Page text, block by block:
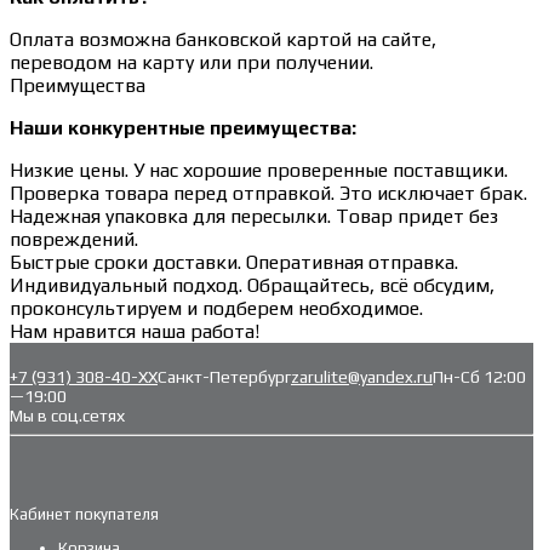
Оплата возможна банковской картой на сайте,
переводом на карту или при получении.
Преимущества
Наши конкурентные преимущества:
Низкие цены. У нас хорошие проверенные поставщики.
Проверка товара перед отправкой. Это исключает брак.
Надежная упаковка для пересылки. Товар придет без
повреждений.
Быстрые сроки доставки. Оперативная отправка.
Индивидуальный подход. Обращайтесь, всё обсудим,
проконсультируем и подберем необходимое.
Нам нравится наша работа!
+7 (931) 308-40-ХХСанкт-Петербургzarulite@yandex.ruПн-Сб 12:00
—19:00
Мы в соц.сетях
Кабинет покупателя